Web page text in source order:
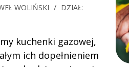
WOLIŃSKI / DZIAŁ:
kuchenki gazowej,
ich dopełnieniem